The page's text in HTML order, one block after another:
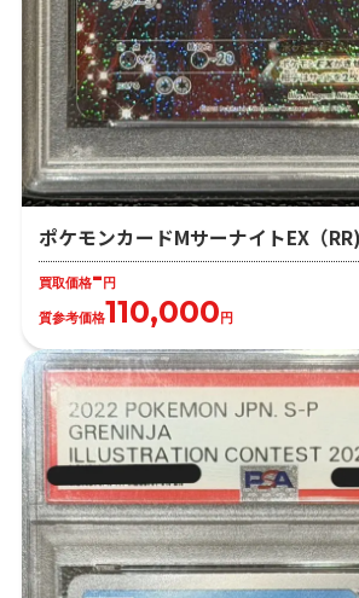
ポケモンカードMサーナイトEX（
買取価格- 円
質参考価格110,000 円